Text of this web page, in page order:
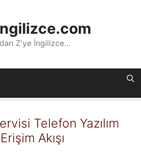
Z'ye İngilizce…
Telefon Yazılım
Akışı